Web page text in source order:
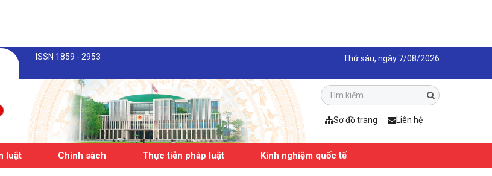
ISSN 1859 - 2953 Thứ sáu, ngày 7/08/2026
Sơ đồ trang Liên hệ
luật Chính sách Thực tiễn pháp luật Kinh nghiệm quốc tế